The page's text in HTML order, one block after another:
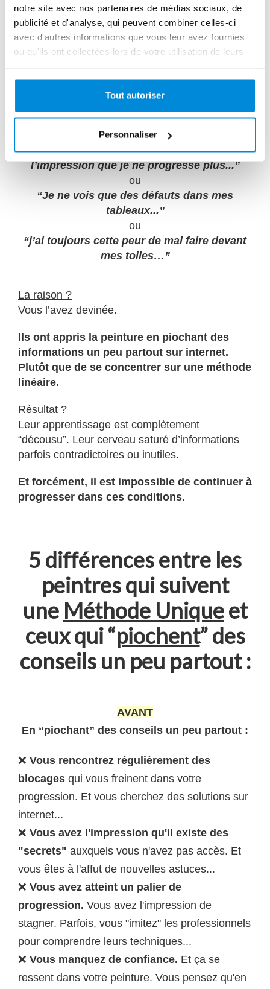
notre site avec nos partenaires de médias sociaux, de
publicité et d'analyse, qui peuvent combiner celles-ci
avec d'autres informations que vous leur avez fournies
ou qu'ils ont collectées lors de votre utilisation de leurs
Tout autoriser
Personnaliser
C’est un phénomène que j’ai souvent
observé avec mes élèves à l’atelier.
“Monsieur Milone, je ne comprends pas. J’ai
l’impression que je ne progresse plus...”
ou
“Je ne vois que des défauts dans mes
tableaux...”
ou
“j’ai toujours cette peur de mal faire devant
mes toiles…”
La raison ?
Vous l’avez devinée.
Ils ont appris la peinture en piochant des
informations un peu partout sur internet.
Plutôt que de se concentrer sur une méthode
linéaire.
Résultat ?
Leur apprentissage est complètement
“décousu”. Leur cerveau saturé d’informations
parfois contradictoires ou inutiles.
Et forcément, il est impossible de continuer à
progresser dans ces conditions.
5 différences entre les
peintres qui suivent
une Méthode Uniqueet
ceux qui “piochent” des
conseils un peu partout :
AVANT
En “piochant” des conseils un peu partout :
❌ Vous rencontrez régulièrement des
blocages qui vous freinent dans votre
progression. Et vous cherchez des solutions sur
internet...
❌ Vous avez l'impression qu'il existe des
"secrets" auxquels vous n'avez pas accès. Et
vous êtes à l'affut de nouvelles astuces...
❌ Vous avez atteint un palier de
progression. Vous avez l'impression de
stagner. Parfois, vous "imitez" les professionnels
pour comprendre leurs techniques...
❌ Vous manquez de confiance. Et ça se
ressent dans votre peinture. Vous pensez qu'en